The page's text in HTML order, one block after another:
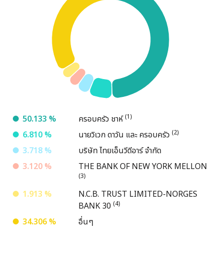
Allergy Care
Blood Circulation &
Bone & Joint Care
Diabetic Care
Liver Care
Eye Care
เครื่องคำนวนการลงทุน
ข้อมูลสำคัญทางการเงิน
ผลประกอบการรายไตรมาส
รายงานประจำปี และแบบฟอร์ม
56-1
รายงานความยั่งยืน
เอกสารเพื่อนักลงทุน
มิติด้านสิ่งแวดล้อม
การเปลี่ยนแปลงสภาพภูมิ
การบริหารจัดการด้านพลังงาน
ทดแทน
การบริหารจัดการน้ำอย่างยั่งยืน
มิติด้านสังคม
50.133 % ครอบครัว ชาห์(1)
6.810 % นายวิเวก ดาวัน และ ครอบครัว (2)
3.718 %
บริษัท ไทยเอ็นวีดีอาร์ จำกัด
3.120 %
THE BANK OF NEW YORK MELLON
(3)
1.913 %
N.C.B. TRUST LIMITED-NORGES
BANK 30 (4)
34.306 % อื่นๆ